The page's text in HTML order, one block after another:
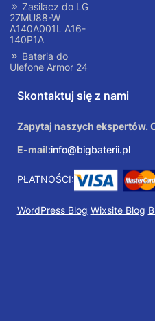
Zasilacz do LG
27MU88-W
A140A001L A16-
140P1A
Bateria do
Ulefone Armor 24
Skontaktuj się z nami
Zapytaj naszych ekspertów.
E-mail:info@bigbaterii.pl
PŁATNOŚCI:
WordPress Blog Wixsite Blog